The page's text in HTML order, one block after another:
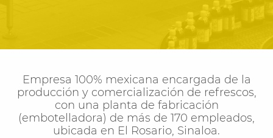
Empresa 100% mexicana encargada de la
producción y comercialización de refrescos,
con una planta de fabricación
(embotelladora) de más de 170 empleados,
ubicada en El Rosario, Sinaloa.